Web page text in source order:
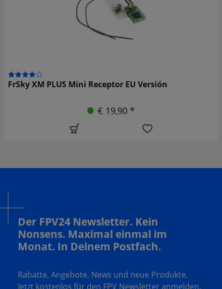
FrSky XM PLUS Mini Receptor EU Versión
€ 19,90 *
Der FPV24 Newsletter. Kein
Nonsens. Maximal einmal im
Monat. In Deinem Postfach.
Rabatte, Angebote, News und neue Produkte.
Jetzt kostenlos für den FPV Newsletter anmelden.